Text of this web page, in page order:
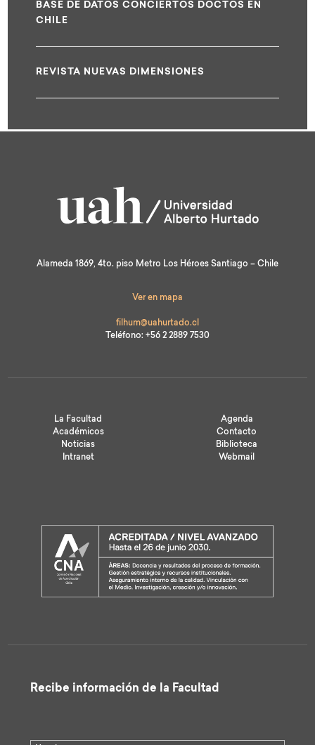
BASE DE DATOS CONCIERTOS DOCTOS EN
CHILE
REVISTA NUEVAS DIMENSIONES
test
Alameda 1869, 4to. piso Metro Los Héroes Santiago – Chile
Ver en mapa
filhum@uahurtado.cl
Teléfono: +56 2 2889 7530
La Facultad
Académicos
Noticias
Intranet
Agenda
Contacto
Biblioteca
Webmail
Recibe información de la Facultad